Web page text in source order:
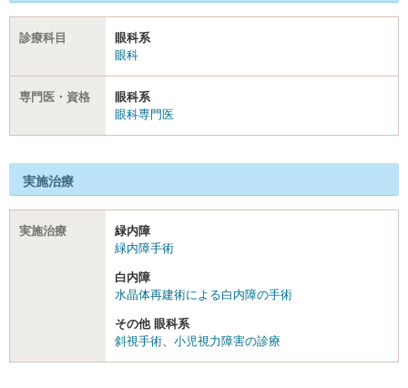
診療科目
眼科系
眼科
専門医・資格
眼科系
眼科専門医
実施治療
実施治療
緑内障
緑内障手術
白内障
水晶体再建術による白内障の手術
その他 眼科系
斜視手術、 小児視力障害の診療